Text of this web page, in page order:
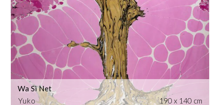
Yuko
Wa Si Net
190 x 140 cm